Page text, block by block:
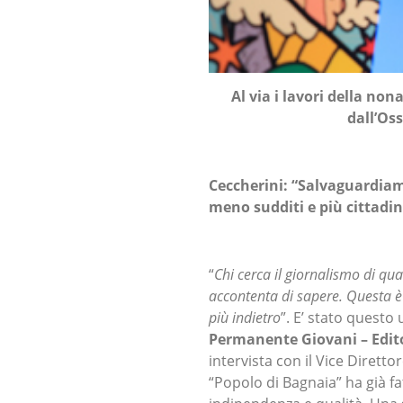
Al via i lavori della
Ceccherini:
meno sudditi e più
“Chi cerca il giornalismo di
accontenta di sapere. Questa
più indietro”. E’ stato
Permanente Giovani –
intervista con il Vice
“Popolo di Bagnaia” ha già